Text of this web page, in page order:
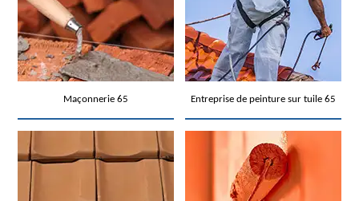
Maçonnerie 65 Entreprise de peinture sur tuile 65